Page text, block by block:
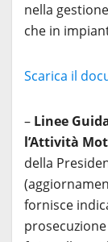
nella
che in
Scarica il
– Linee
l’Attività
della
fornisce